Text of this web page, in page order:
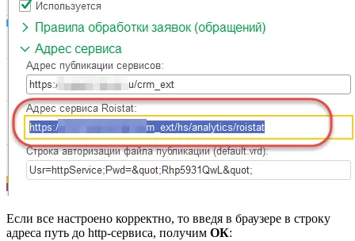
Если все настроено корректно, то введя в браузере в строку
адреса путь до http-сервиса, получим ОК: